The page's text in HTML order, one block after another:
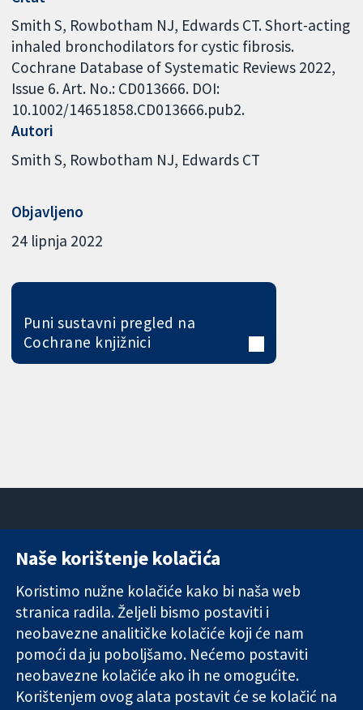
Smith S, Rowbotham NJ, Edwards CT. Short-acting
inhaled bronchodilators for cystic fibrosis.
Cochrane Database of Systematic Reviews 2022,
Issue 6. Art. No.: CD013666. DOI:
10.1002/14651858.CD013666.pub2.
Autori
Smith S Rowbotham NJ Edwards CT
Objavljeno
24 lipnja 2022
Puni sustavni pregled na
Cochrane knjižnici
Pouzdani dokazi.
Utemeljeni
dokazi.
Bolje zdravlje.
11-13 Cavendish
London
W1G 0AN
Ujedinjeno
Kraljevstvo
Novosti
medije
O nama
Poslovi
Cochrane
Library
Naše korištenje kolačića
Koristimo nužne kolačiće kako bi naša web
stranica radila. Željeli bismo postaviti i
neobavezne analitičke kolačiće koji će nam
pomoći da ju poboljšamo. Nećemo postaviti
neobavezne kolačiće ako ih ne omogućite.
Korištenjem ovog alata postavit će se kolačić na